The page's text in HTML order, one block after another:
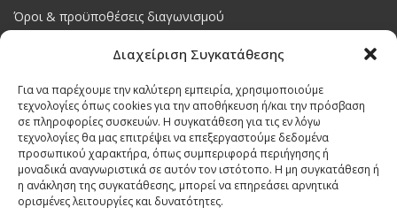
Διαχείριση Συγκατάθεσης
Για να παρέχουμε την καλύτερη εμπειρία, χρησιμοποιούμε
τεχνολογίες όπως cookies για την αποθήκευση ή/και την πρόσβαση
σε πληροφορίες συσκευών. Η συγκατάθεση για τις εν λόγω
τεχνολογίες θα μας επιτρέψει να επεξεργαστούμε δεδομένα
προσωπικού χαρακτήρα, όπως συμπεριφορά περιήγησης ή
μοναδικά αναγνωριστικά σε αυτόν τον ιστότοπο. Η μη συγκατάθεση ή
η ανάκληση της συγκατάθεσης, μπορεί να επηρεάσει αρνητικά
ορισμένες λειτουργίες και δυνατότητες.
Όροι & προϋποθέσεις διαγωνισμού
ΣΤΟΙΧΕΙΑ ΕΠΙΚΟΙΝΩΝΙΑΣ
Θεσσαλονίκη, ΤΚ 542 50
Τηλ:231 030 9709,231 035 1630
Email:info@ecobuildings.gr
Email:eshop@ecobuildings.gr
ΟΡΟΙ ΧΡΗΣΗΣ